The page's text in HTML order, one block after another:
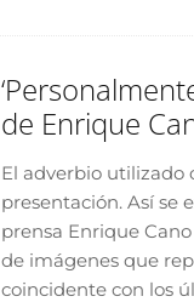
de Enrique
El adverbio
presentación. Así se
prensa Enrique
de imágenes que
coincidente con los